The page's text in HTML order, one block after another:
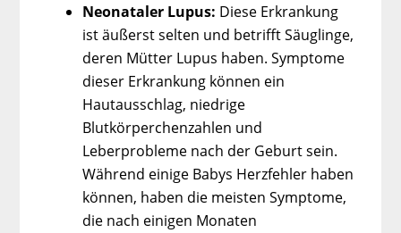
Neonataler Lupus: Diese Erkrankung
ist äußerst selten und betrifft Säuglinge,
deren Mütter Lupus haben. Symptome
dieser Erkrankung können ein
Hautausschlag, niedrige
Blutkörperchenzahlen und
Leberprobleme nach der Geburt sein.
Während einige Babys Herzfehler haben
können, haben die meisten Symptome,
die nach einigen Monaten